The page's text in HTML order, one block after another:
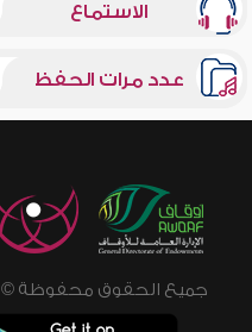
الاستماع
عدد مرات الحفظ
جميع الحقوق محفوظة © 2026 - 1998 لشبكة إسلام ويب